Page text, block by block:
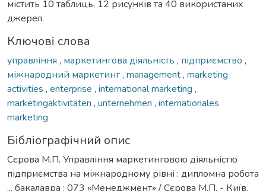
містить 10 таблиць, 12 рисунків та 40 використаних
джерел.
Ключові слова
управління , маркетингова діяльність , підприємство ,
міжнародний маркетинг, management, marketing
activities , enterprise , international marketing ,
marketingaktivitäten , unternehmen , internationales
marketing
Бібліографічний опис
Сєрова М.П. Управління маркетинговою діяльністю
підприємства на міжнародному рівні : дипломна робота
... бакалавра : 073 «Менеджмент» / Сєрова М.П. - Київ,